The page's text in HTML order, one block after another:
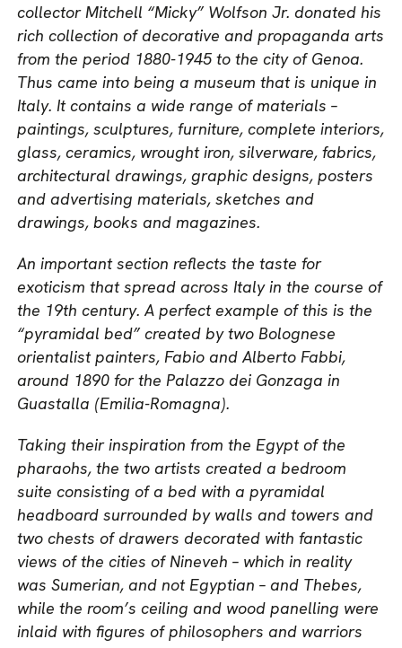
collector Mitchell “Micky” Wolfson Jr. donated his
rich collection of decorative and propaganda arts
from the period 1880-1945 to the city of Genoa.
Thus came into being a museum that is unique in
Italy. It contains a wide range of materials –
paintings, sculptures, furniture, complete interiors,
glass, ceramics, wrought iron, silverware, fabrics,
architectural drawings, graphic designs, posters
and advertising materials, sketches and
drawings, books and magazines.
An important section reflects the taste for
exoticism that spread across Italy in the course of
the 19th century. A perfect example of this is the
“pyramidal bed” created by two Bolognese
orientalist painters, Fabio and Alberto Fabbi,
around 1890 for the Palazzo dei Gonzaga in
Guastalla (Emilia-Romagna).
Taking their inspiration from the Egypt of the
pharaohs, the two artists created a bedroom
suite consisting of a bed with a pyramidal
headboard surrounded by walls and towers and
two chests of drawers decorated with fantastic
views of the cities of Nineveh – which in reality
was Sumerian, and not Egyptian – and Thebes,
while the room’s ceiling and wood panelling were
inlaid with figures of philosophers and warriors